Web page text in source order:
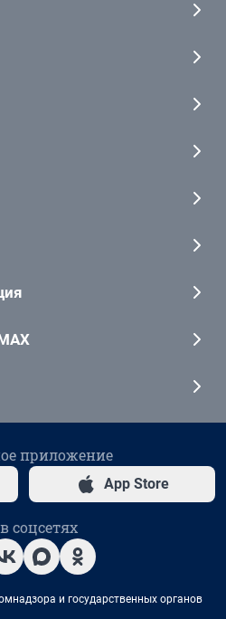
приложение
App Store
соцсетях
и государственных органов